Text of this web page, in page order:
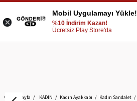
Anasayfa KADIN Kadın Ayakkabı Kadın Sandalet
Mobil Uygulamayı Yükle!
%10 İndirim Kazan!
Ücretsiz Play Store'da